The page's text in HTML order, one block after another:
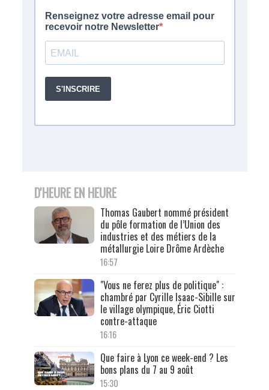
D'HEURE EN HEURE
Thomas Gaubert nommé président
du pôle formation de l’Union des
industries et des métiers de la
métallurgie Loire Drôme Ardèche
16:57
"Vous ne ferez plus de politique" :
chambré par Cyrille Isaac-Sibille sur
le village olympique, Éric Ciotti
contre-attaque
16:16
Que faire à Lyon ce week-end ? Les
bons plans du 7 au 9 août
15:30